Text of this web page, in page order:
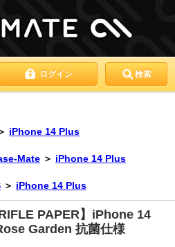
ログイン 検索
iPhone 14 Plus
Mate ＞ iPhone 14 Plus
＞ iPhone 14 Plus
PAPER】iPhone 14
Garden 抗菌仕様